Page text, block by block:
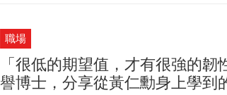
職場
「很低的期望值，才有很強的
譽博士，分享從黃仁勳身上學到